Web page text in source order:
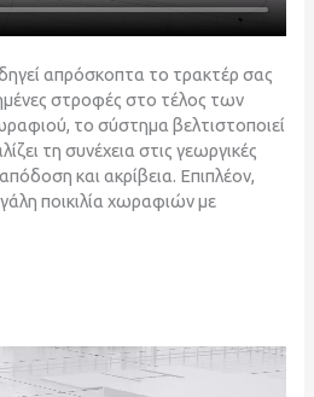
απρόσκοπτα το τρακτέρ σας
στροφές στο τέλος των
το σύστημα βελτιστοποιεί
τη συνέχεια στις γεωργικές
και ακρίβεια. Επιπλέον,
ποικιλία χωραφιών με